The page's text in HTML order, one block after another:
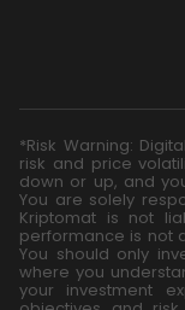
*Risk Warning:
risk and price
down or up, and
You are solely
Kriptomat is not
performance is not
You should only
where you
your investment